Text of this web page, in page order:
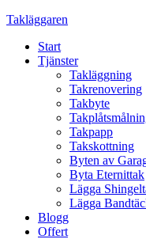
Skip
content
Takläggaren
Start
Tjänster
Takläggning
Takrenovering
Takbyte
Takpapp
Takskottning
Byten av
Byta Eternittak
Lägga
Lägga
Blogg
Offert